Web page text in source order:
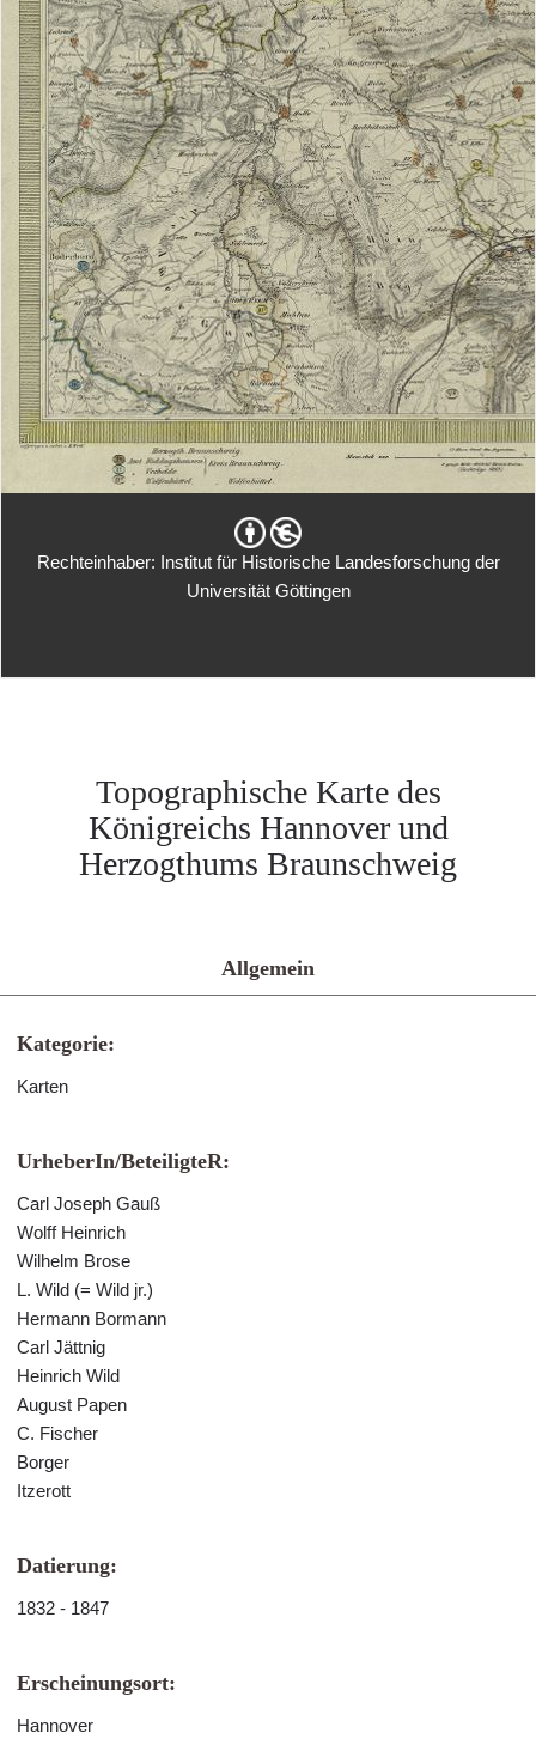
Rechteinhaber: Institut für Historische Landesforschung der
Universität Göttingen
Topographische Karte des
Königreichs Hannover und
Herzogthums Braunschweig
Allgemein
Kategorie:
Karten
UrheberIn/BeteiligteR:
Carl Joseph Gauß
Wolff Heinrich
Wilhelm Brose
L. Wild (= Wild jr.)
Hermann Bormann
Carl Jättnig
Heinrich Wild
August Papen
C. Fischer
Borger
Itzerott
Datierung:
1832 - 1847
Erscheinungsort:
Hannover